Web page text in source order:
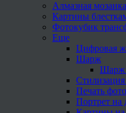
Алмазная
Картины
Фотокубик
Еще
Цифровая
Шарж
Шарж
Печать
Портрет на